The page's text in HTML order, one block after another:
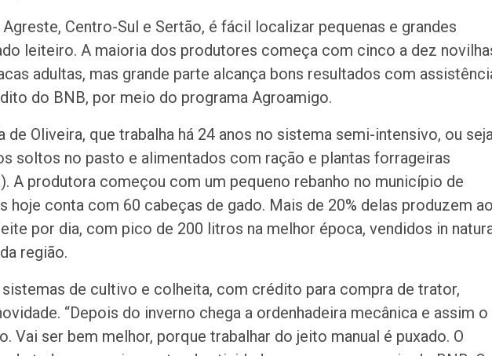
Centro-Sul e Sertão, é fácil localizar pequenas e grandes
leiteiro. A maioria dos produtores começa com cinco a dez
adultas, mas grande parte alcança bons resultados com
do BNB, por meio do programa Agroamigo.
de Oliveira, que trabalha há 24 anos no sistema semi-intensivo, ou
soltos no pasto e alimentados com ração e plantas forrageiras
A produtora começou com um pequeno rebanho no município de
hoje conta com 60 cabeças de gado. Mais de 20% delas produzem
por dia, com pico de 200 litros na melhor época, vendidos in
região.
de cultivo e colheita, com crédito para compra de trator,
“Depois do inverno chega a ordenhadeira mecânica e assim o
Vai ser bem melhor, porque trabalhar do jeito manual é puxado. O